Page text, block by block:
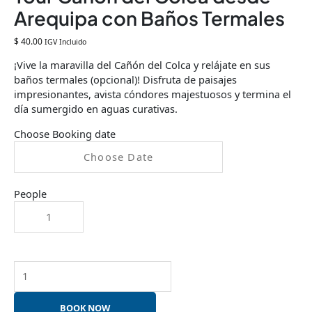
Arequipa con Baños Termales
$40.00 IGV Incluido
¡Vive la maravilla del Cañón del Colca y relájate en sus
baños termales (opcional)! Disfruta de paisajes
impresionantes, avista cóndores majestuosos y termina el
día sumergido en aguas curativas.
Choose Booking date
People
BOOK NOW